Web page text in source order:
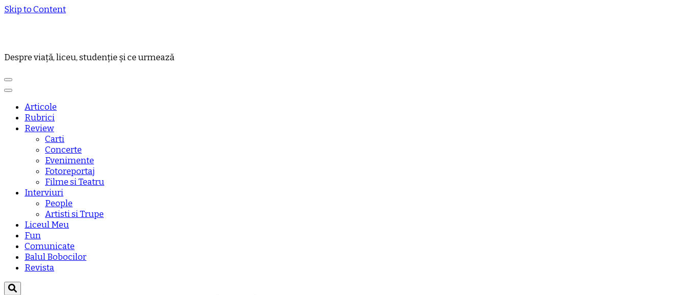
Skip to Content
Despre viață, liceu, studenție și ce urmează
Articole
Rubrici
Review
Carti
Concerte
Evenimente
Fotoreportaj
Filme si Teatru
Interviuri
People
Artisti si Trupe
Liceul Meu
Fun
Comunicate
Balul Bobocilor
Revista